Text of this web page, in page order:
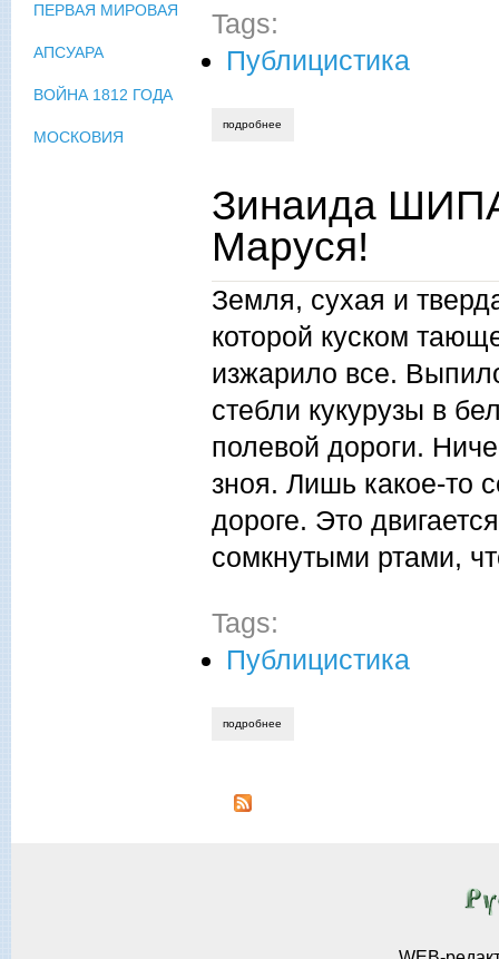
Tags:
Публицистика
подробнее
Зинаида
Маруся!
Земля, сухая и
которой куском
изжарило все.
стебли кукурузы в
полевой дороги.
зноя. Лишь какое-то
дороге. Это
сомкнутыми ртами,
Tags:
Публицистика
подробнее
ПЕРВАЯ МИРОВАЯ
АПСУАРА
ВОЙНА 1812 ГОДА
МОСКОВИЯ